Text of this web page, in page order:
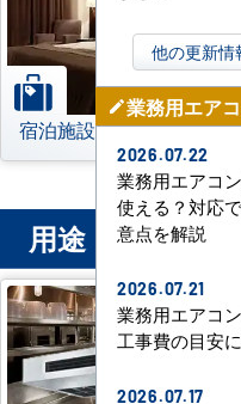
宿泊施設
用途 から業務
他の更新情
mode_edit業務用エア
2026.07.22
業務用エアコ
使える？対応
意点を解説
2026.07.21
業務用エアコ
工事費の目安
2026.07.17